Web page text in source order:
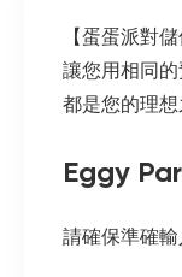
【蛋蛋派對
讓您用相同
都是您的理
Eggy
請確保準確輸